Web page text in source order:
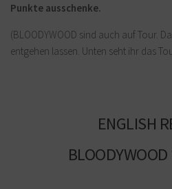
Punkte ausschenke.
(BLOODYWOOD sind auch auf Tour.
entgehen lassen. Unten seht ihr das
ENGLISH